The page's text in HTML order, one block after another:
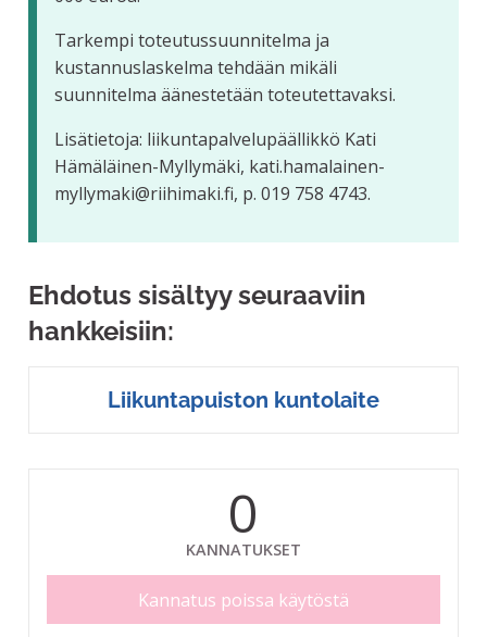
Tarkempi toteutussuunnitelma ja
kustannuslaskelma tehdään mikäli
suunnitelma äänestetään toteutettavaksi.
Lisätietoja: liikuntapalvelupäällikkö Kati
Hämäläinen-Myllymäki, kati.hamalainen-
myllymaki@riihimaki.fi, p. 019 758 4743.
Ehdotus sisältyy seuraaviin
hankkeisiin:
Liikuntapuiston kuntolaite
0
KANNATUKSET
Kannatus poissa käytöstä